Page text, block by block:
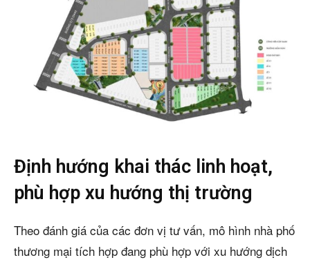
Định hướng khai thác linh hoạt,
phù hợp xu hướng thị trường
Theo đánh giá của các đơn vị tư vấn, mô hình nhà phố
thương mại tích hợp đang phù hợp với xu hướng dịch